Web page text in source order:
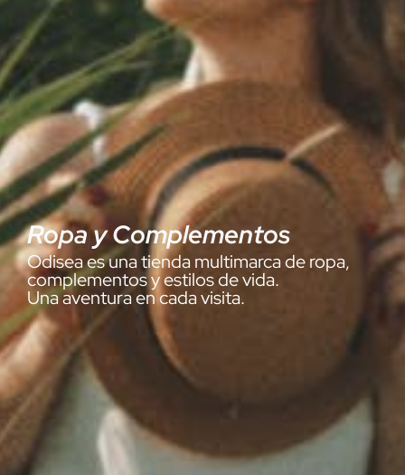
Ropa y Complementos
Odisea es una tienda multimarca de ropa,
complementos y estilos de vida.
Una aventura en cada visita.